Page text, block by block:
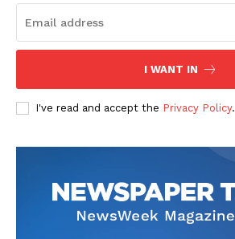
I WANT IN
I've read and accept the Privacy Policy.